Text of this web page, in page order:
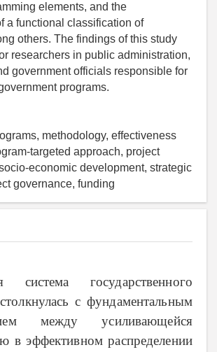
elements, and the
a functional classification of
others. The findings of this study
researchers in public administration,
government officials responsible for
programs.
methodology, effectiveness
targeted approach, project
economic development, strategic
governance, funding
система государственного
с фундаментальным
между усиливающейся
в эффективном распределении